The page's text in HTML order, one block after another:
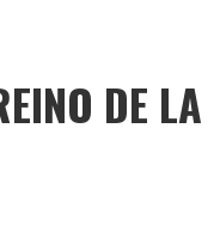
DE LA